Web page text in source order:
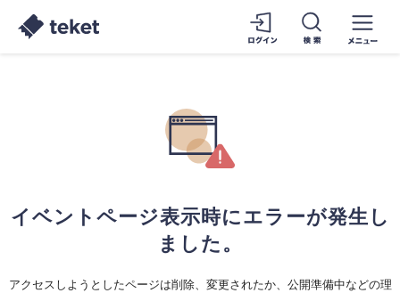
イベントページ表示時にエラーが発生し
ました。
アクセスしようとしたページは削除、変更されたか、公開準備中などの理